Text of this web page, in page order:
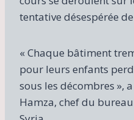
tentative désespérée
« Chaque bâtiment
pour leurs enfants
sous les décombres »,
Hamza, chef du